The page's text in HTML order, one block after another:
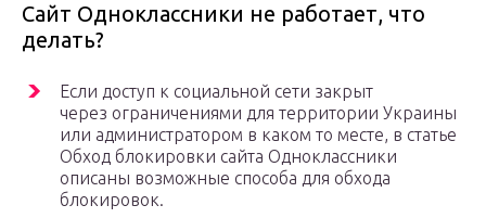
Сайт Одноклассники не работает, что
делать?
Если доступ к социальной сети закрыт
через ограничениями для территории Украины
или администратором в каком то месте, в статье
Обход блокировки сайта Одноклассники
описаны возможные способа для обхода
блокировок.